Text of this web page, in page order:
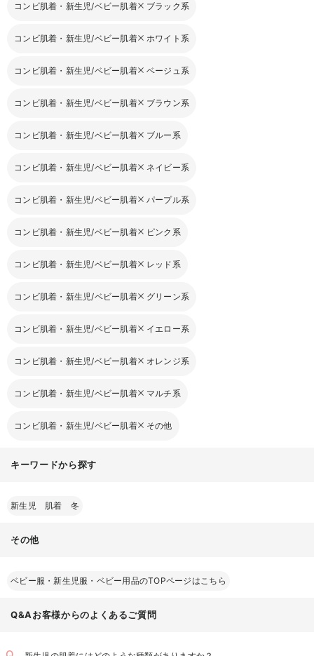
コンビ肌着・新生児/ベビー肌着 ブラック系
コンビ肌着・新生児/ベビー肌着 ホワイト系
コンビ肌着・新生児/ベビー肌着 ベージュ系
コンビ肌着・新生児/ベビー肌着 ブラウン系
コンビ肌着・新生児/ベビー肌着 ブルー系
コンビ肌着・新生児/ベビー肌着 ネイビー系
コンビ肌着・新生児/ベビー肌着 パープル系
コンビ肌着・新生児/ベビー肌着 ピンク系
コンビ肌着・新生児/ベビー肌着 レッド系
コンビ肌着・新生児/ベビー肌着 グリーン系
コンビ肌着・新生児/ベビー肌着 イエロー系
コンビ肌着・新生児/ベビー肌着 オレンジ系
コンビ肌着・新生児/ベビー肌着 マルチ系
コンビ肌着・新生児/ベビー肌着 その他
キーワードから探す
新生児 肌着 冬
その他
ベビー服・新生児服・ベビー用品のTOPページはこちら
Q&Aお客様からのよくあるご質問